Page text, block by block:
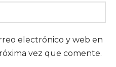
electrónico y web en
vez que comente.